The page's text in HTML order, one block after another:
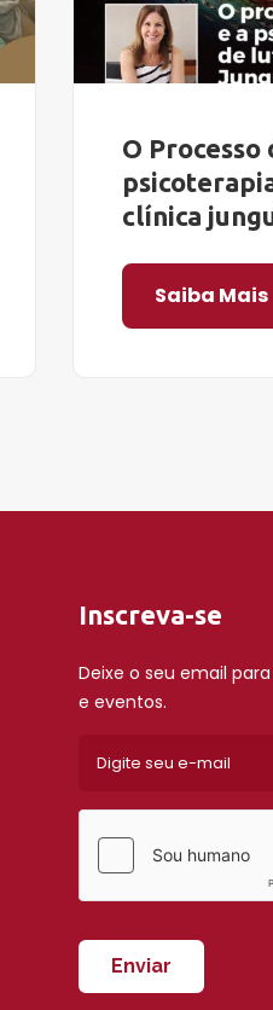
O Processo
clínica
Saiba Mais
Inscreva-se
Deixe o seu email
e eventos.